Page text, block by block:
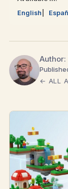
English
Author:
← ALL